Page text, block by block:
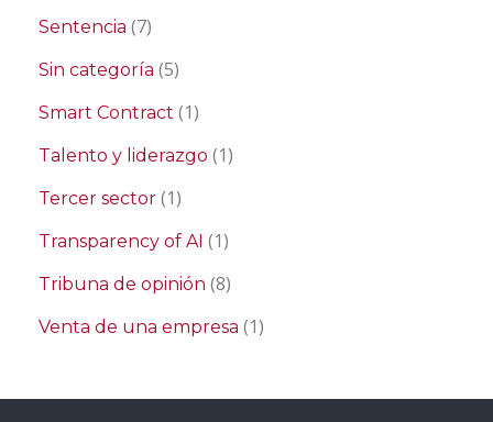
Sentencia (7)
Sin categoría (5)
Smart Contract (1)
Talento y liderazgo (1)
Tercer sector (1)
Transparency of AI (1)
Tribuna de opinión (8)
Venta de una empresa (1)